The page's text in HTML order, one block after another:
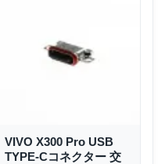
VIVO X300 Pro USB
TYPE-Cコネクター 交